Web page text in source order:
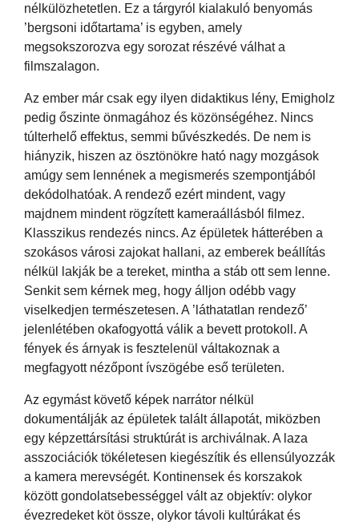
nélkülözhetetlen. Ez a tárgyról kialakuló benyomás
’bergsoni időtartama’ is egyben, amely
megsokszorozva egy sorozat részévé válhat a
filmszalagon.
Az ember már csak egy ilyen didaktikus lény, Emigholz
pedig őszinte önmagához és közönségéhez. Nincs
túlterhelő effektus, semmi bűvészkedés. De nem is
hiányzik, hiszen az ösztönökre ható nagy mozgások
amúgy sem lennének a megismerés szempontjából
dekódolhatóak. A rendező ezért mindent, vagy
majdnem mindent rögzített kameraállásból filmez.
Klasszikus rendezés nincs. Az épületek hátterében a
szokásos városi zajokat hallani, az emberek beállítás
nélkül lakják be a tereket, mintha a stáb ott sem lenne.
Senkit sem kérnek meg, hogy álljon odébb vagy
viselkedjen természetesen. A ’láthatatlan rendező’
jelenlétében okafogyottá válik a bevett protokoll. A
fények és árnyak is fesztelenül váltakoznak a
megfagyott nézőpont ívszögébe eső területen.
Az egymást követő képek narrátor nélkül
dokumentálják az épületek talált állapotát, miközben
egy képzettársítási struktúrát is archiválnak. A laza
asszociációk tökéletesen kiegészítik és ellensúlyozzák
a kamera merevségét. Kontinensek és korszakok
között gondolatsebességgel vált az objektív: olykor
évezredeket köt össze, olykor távoli kultúrákat és